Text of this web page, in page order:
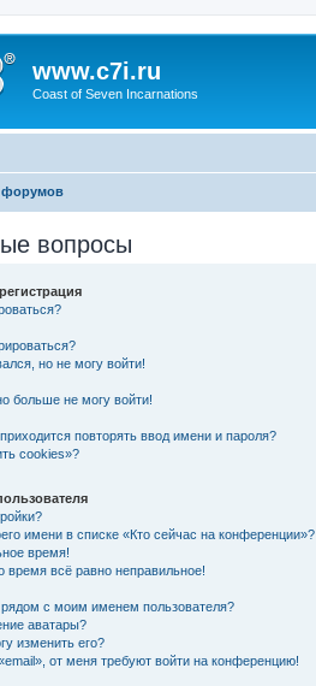
www.c7i.ru
Coast of Seven Incarnations
форумов
вопросы
но не могу войти!
больше не могу войти!
повторять ввод имени и пароля?
cookies»?
имени в списке «Кто сейчас на конференции»?
время!
время всё равно неправильное!
с моим именем пользователя?
аватары?
изменить его?
от меня требуют войти на конференцию!